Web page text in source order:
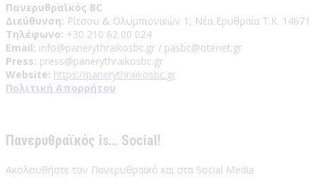
Πανερυθραϊκός BC
Διεύθυνση: Ρίτσου & Ολυμπιονικών 1, Νέα Ερυθραία Τ.Κ. 14671
Τηλέφωνο: +30 210 62 00 024
Email: info@panerythraikosbc.gr / pasbc@otenet.gr
Press: press@panerythraikosbc.gr
Website: https://panerythraikosbc.gr
Πολιτική Απορρήτου
Πανερυθραϊκός is… Social!
Ακολουθήστε τον Πανερυθραϊκό και στα Social Media